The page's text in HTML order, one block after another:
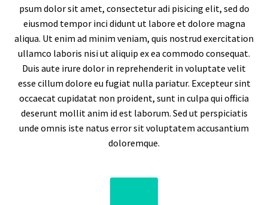
psum dolor sit amet, consectetur adi pisicing elit, sed do
eiusmod tempor inci didunt ut labore et dolore magna
aliqua. Ut enim ad minim veniam, quis nostrud exercitation
ullamco laboris nisi ut aliquip ex ea commodo consequat.
Duis aute irure dolor in reprehenderit in voluptate velit
esse cillum dolore eu fugiat nulla pariatur. Excepteur sint
occaecat cupidatat non proident, sunt in culpa qui officia
deserunt mollit anim id est laborum. Sed ut perspiciatis
unde omnis iste natus error sit voluptatem accusantium
doloremque.